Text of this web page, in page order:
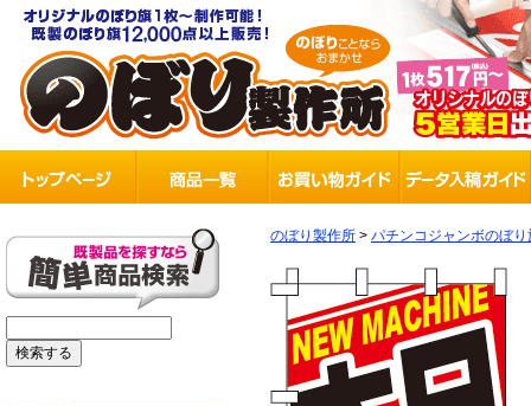
のぼり製作所 > パチンコジャンボのぼり